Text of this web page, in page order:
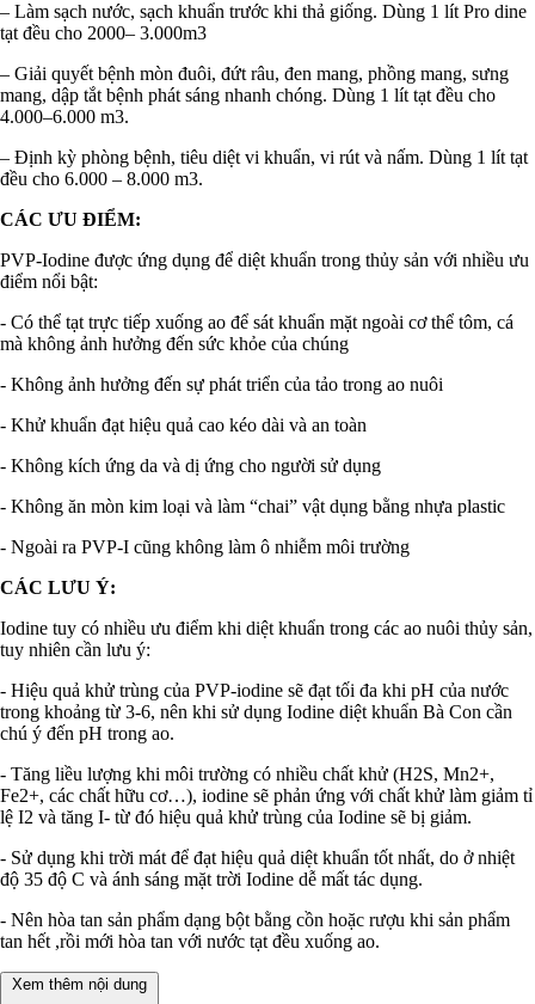
– Làm sạch nước, sạch khuẩn trước khi thả giống. Dùng 1 lít Pro dine
tạt đều cho 2000– 3.000m3
– Giải quyết bệnh mòn đuôi, đứt râu, đen mang, phồng mang, sưng
mang, dập tắt bệnh phát sáng nhanh chóng. Dùng 1 lít tạt đều cho
4.000–6.000 m3.
– Định kỳ phòng bệnh, tiêu diệt vi khuẩn, vi rút và nấm. Dùng 1 lít tạt
đều cho 6.000 – 8.000 m3.
CÁC ƯU ĐIỂM:
PVP-Iodine được ứng dụng để diệt khuẩn trong thủy sản với nhiều ưu
điểm nổi bật:
- Có thể tạt trực tiếp xuống ao để sát khuẩn mặt ngoài cơ thể tôm, cá
mà không ảnh hưởng đến sức khỏe của chúng
- Không ảnh hưởng đến sự phát triển của tảo trong ao nuôi
- Khử khuẩn đạt hiệu quả cao kéo dài và an toàn
- Không kích ứng da và dị ứng cho người sử dụng
- Không ăn mòn kim loại và làm “chai” vật dụng bằng nhựa plastic
- Ngoài ra PVP-I cũng không làm ô nhiễm môi trường
CÁC LƯU Ý:
Iodine tuy có nhiều ưu điểm khi diệt khuẩn trong các ao nuôi thủy sản,
tuy nhiên cần lưu ý:
- Hiệu quả khử trùng của PVP-iodine sẽ đạt tối đa khi pH của nước
trong khoảng từ 3-6, nên khi sử dụng Iodine diệt khuẩn Bà Con cần
chú ý đến pH trong ao.
- Tăng liều lượng khi môi trường có nhiều chất khử (H2S, Mn2+,
Fe2+, các chất hữu cơ…), iodine sẽ phản ứng với chất khử làm giảm tỉ
lệ I2 và tăng I- từ đó hiệu quả khử trùng của Iodine sẽ bị giảm.
- Sử dụng khi trời mát để đạt hiệu quả diệt khuẩn tốt nhất, do ở nhiệt
độ 35 độ C và ánh sáng mặt trời Iodine dễ mất tác dụng.
- Nên hòa tan sản phẩm dạng bột bằng cồn hoặc rượu khi sản phẩm
tan hết ,rồi mới hòa tan với nước tạt đều xuống ao.
Xem thêm nội dung